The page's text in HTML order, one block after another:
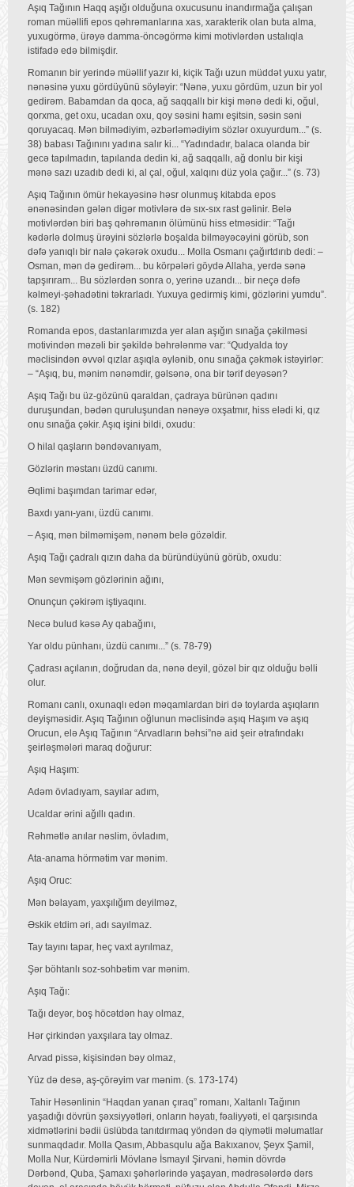
Aşıq Tağının Haqq aşığı olduğuna oxucusunu inandırmağa çalışan
roman müəllifi epos qəhrəmanlarına xas, xarakterik olan buta alma,
yuxugörmə, ürəyə damma-öncəgörmə kimi motivlərdən ustalıqla
istifadə edə bilmişdir.
Romanın bir yerində müəllif yazır ki, kiçik Tağı uzun müddət yuxu yatır,
nənəsinə yuxu gördüyünü söyləyir: “Nənə, yuxu gördüm, uzun bir yol
gedirəm. Babamdan da qoca, ağ saqqallı bir kişi mənə dedi ki, oğul,
qorxma, get oxu, ucadan oxu, qoy səsini hamı eşitsin, səsin səni
qoruyacaq. Mən bilmədiyim, əzbərləmədiyim sözlər oxuyurdum...” (s.
38) babası Tağınını yadına salır ki... “Yadındadır, balaca olanda bir
gecə tapılmadın, tapılanda dedin ki, ağ saqqallı, ağ donlu bir kişi
mənə sazı uzadıb dedi ki, al çal, oğul, xalqını düz yola çağır...” (s. 73)
Aşıq Tağının ömür hekayəsinə həsr olunmuş kitabda epos
ənənəsindən gələn digər motivlərə də sıx-sıx rast gəlinir. Belə
motivlərdən biri baş qəhrəmanın ölümünü hiss etməsidir: “Tağı
kədərlə dolmuş ürəyini sözlərlə boşalda bilməyəcəyini görüb, son
dəfə yanıqlı bir nalə çəkərək oxudu... Molla Osmanı çağırtdırıb dedi: –
Osman, mən də gedirəm... bu körpələri göydə Allaha, yerdə sənə
tapşırıram... Bu sözlərdən sonra o, yerinə uzandı... bir neçə dəfə
kəlmeyi-şəhadətini təkrarladı. Yuxuya gedirmiş kimi, gözlərini yumdu”.
(s. 182)
Romanda epos, dastanlarımızda yer alan aşığın sınağa çəkilməsi
motivindən məzəli bir şəkildə bəhrələnmə var: “Qudyalda toy
məclisindən əvvəl qızlar aşıqla əylənib, onu sınağa çəkmək istəyirlər:
– “Aşıq, bu, mənim nənəmdir, gəlsənə, ona bir tərif deyəsən?
Aşıq Tağı bu üz-gözünü qaraldan, çadraya bürünən qadını
duruşundan, bədən quruluşundan nənəyə oxşatmır, hiss elədi ki, qız
onu sınağa çəkir. Aşıq işini bildi, oxudu:
O hilal qaşların bəndəvanıyam,
Gözlərin məstanı üzdü canımı.
Əqlimi başımdan tarimar edər,
Baxdı yanı-yanı, üzdü canımı.
– Aşıq, mən bilməmişəm, nənəm belə gözəldir.
Aşıq Tağı çadralı qızın daha da büründüyünü görüb, oxudu:
Mən sevmişəm gözlərinin ağını,
Onunçun çəkirəm iştiyaqını.
Necə bulud kəsə Ay qabağını,
Yar oldu pünhanı, üzdü canımı...” (s. 78-79)
Çadrası açılanın, doğrudan da, nənə deyil, gözəl bir qız olduğu bəlli
olur.
Romanı canlı, oxunaqlı edən məqamlardan biri də toylarda aşıqların
deyişməsidir. Aşıq Tağının oğlunun məclisində aşıq Haşım və aşıq
Orucun, elə Aşıq Tağının “Arvadların bəhsi”nə aid şeir ətrafındakı
şeirləşmələri maraq doğurur:
Aşıq Haşım:
Adəm övladıyam, sayılar adım,
Ucaldar ərini ağıllı qadın.
Rəhmətlə anılar nəslim, övladım,
Ata-anama hörmətim var mənim.
Aşıq Oruc:
Mən bəlayam, yaxşılığım deyilməz,
Əskik etdim əri, adı sayılmaz.
Tay tayını tapar, heç vaxt ayrılmaz,
Şər böhtanlı soz-sohbətim var mənim.
Aşıq Tağı:
Tağı deyər, boş höcətdən hay olmaz,
Hər çirkindən yaxşılara tay olmaz.
Arvad pissə, kişisindən bəy olmaz,
Yüz də desə, aş-çörəyim var mənim. (s. 173-174)
Tahir Həsənlinin “Haqdan yanan çıraq” romanı, Xaltanlı Tağının
yaşadığı dövrün şəxsiyyətləri, onların həyatı, fəaliyyəti, el qarşısında
xidmətlərini bədii üslübda tanıtdırmaq yöndən də qiymətli məlumatlar
sunmaqdadır. Molla Qasım, Abbasqulu ağa Bakıxanov, Şeyx Şamil,
Molla Nur, Kürdəmirli Mövlanə İsmayıl Şirvani, həmin dövrdə
Dərbənd, Quba, Şamaxı şəhərlərində yaşayan, mədrəsələrdə dərs